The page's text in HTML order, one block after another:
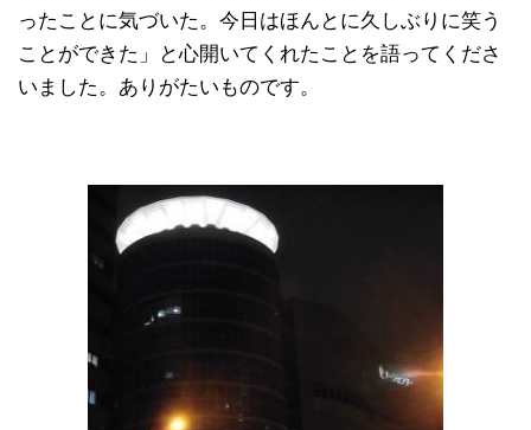
ったことに気づいた。今日はほんとに久しぶりに笑う
ことができた」と心開いてくれたことを語ってくださ
いました。ありがたいものです。